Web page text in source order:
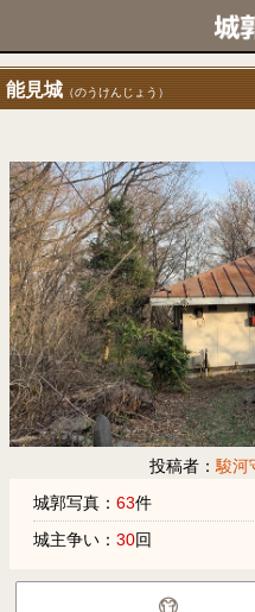
能見城 （のうけんじょう）
投稿者： 駿河
城郭写真： 63件
城主争い： 30回